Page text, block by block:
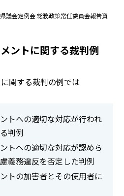
議会定例会 総務政策常任委員会報告資
ントに関する裁判例
関する裁判の例では
トへの適切な対応が行われ
判例
トへの適切な対応が認めら
義務違反を否定した判例
トの加害者とその使用者に